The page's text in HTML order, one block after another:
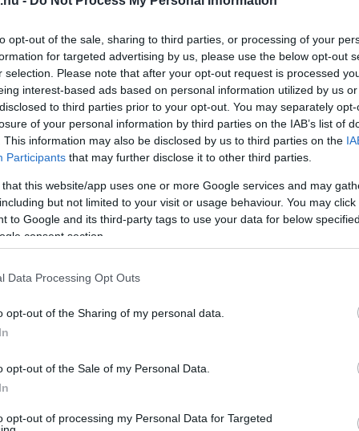
opt-out of the sale, sharing to third parties, or processing of your
for targeted advertising by us, please use the below opt-out
selection. Please note that after your opt-out request is processed
interest-based ads based on personal information utilized by us
to third parties prior to your opt-out. You may separately
of your personal information by third parties on the IAB’s list of
This information may also be disclosed by us to third parties on the
Participants that may further disclose it to other third parties.
that this website/app uses one or more Google services and may
but not limited to your visit or usage behaviour. You may
to Google and its third-party tags to use your data for below
consent section.
Data Processing Opt Outs
opt-out of the Sharing of my personal data.
opt-out of the Sale of my Personal Data.
opt-out of processing my Personal Data for Targeted
21 fokos maximumokkal, sok
is lehetnek az égen. Csapadék
élénk lehet a déli-délkeleti szél.
az EGRI ÜGYEK Google Hírek oldalán!